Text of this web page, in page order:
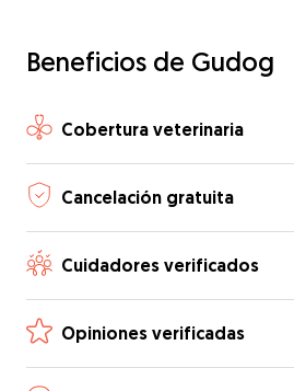
Beneficios de Gudog
Cobertura veterinaria
Cancelación gratuita
Cuidadores verificados
Opiniones verificadas